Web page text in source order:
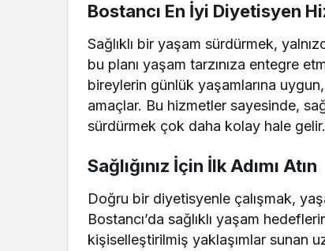
Bostancı En İyi Diyetisyen
Sağlıklı bir yaşam sürdürmek,
bu planı yaşam tarzınıza entegre
bireylerin günlük yaşamlarına
amaçlar. Bu hizmetler sayesinde,
sürdürmek çok daha kolay hale gelir.
Sağlığınız İçin İlk Adımı Atın
Doğru bir diyetisyenle çalışmak,
Bostancı’da sağlıklı yaşam
kişiselleştirilmiş yaklaşımlar sunan